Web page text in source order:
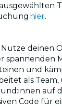
hier.
und
als
auf
Code